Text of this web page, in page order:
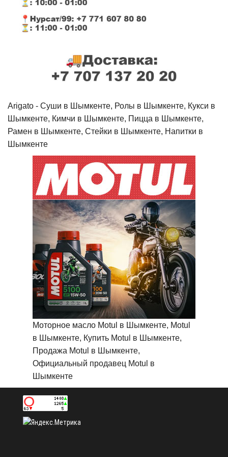
Arigato - Cуши в Шымкенте, Ролы в Шымкенте, Кукси в
Шымкенте, Кимчи в Шымкенте, Пицца в Шымкенте,
Рамен в Шымкенте, Стейки в Шымкенте, Напитки в
Шымкенте
Моторное масло Motul в Шымкенте, Motul
в Шымкенте, Купить Motul в Шымкенте,
Продажа Motul в Шымкенте,
Официальный продавец Motul в
Шымкенте